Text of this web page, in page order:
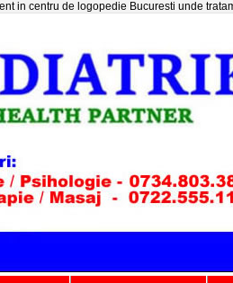
in centru de logopedie Bucuresti unde